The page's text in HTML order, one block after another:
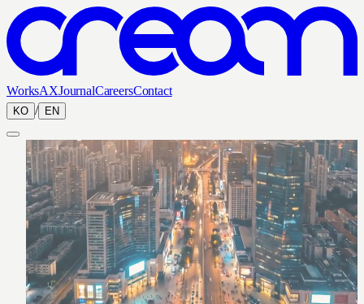
WorksAXJournalCareersContact
KO / EN